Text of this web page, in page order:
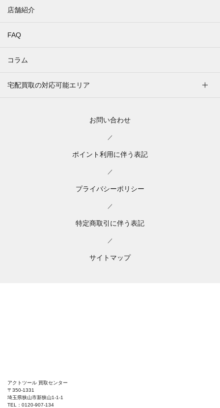
店舗紹介
FAQ
コラム
宅配買取の対応可能エリア
お問い合わせ
／
ポイント利用に伴う表記
／
プライバシーポリシー
／
特定商取引に伴う表記
／
サイトマップ
アクトツール 買取センター
〒350-1331
埼玉県狭山市新狭山1-1-1
TEL：0120-907-134